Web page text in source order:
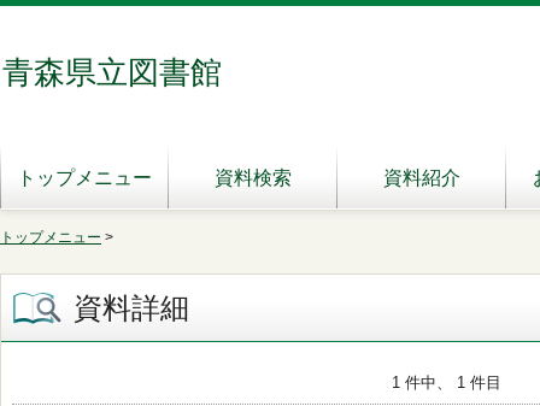
青森県立図書館
トップメニュー 資料検索 資料紹介
トップメニュー >
資料詳細
1 件中、 1 件目